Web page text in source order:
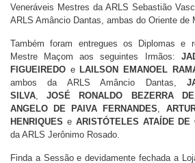
Veneráveis Mestres da ARLS Sebastião
ARLS Amâncio Dantas, ambas do Oriente de
Também foram entregues os Diplomas e
Mestre Maçom aos seguintes Irmãos:
FIGUEIREDO e LAILSON EMANOEL
ambos da ARLS Amâncio Dantas,
SILVA,JOSÉ RONALDO BEZERRA
ANGELO DE PAIVA FERNANDES,
HENRIQUES e ARISTÓTELES ATAÍDE DE
da ARLS Jerônimo Rosado.
Finda a Sessão e devidamente fechada a